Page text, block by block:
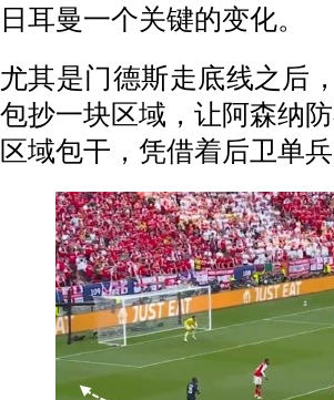
日耳曼一个关键的变化。
尤其是门德斯走底线之后
包抄一块区域，让阿森纳
区域包干，凭借着后卫单